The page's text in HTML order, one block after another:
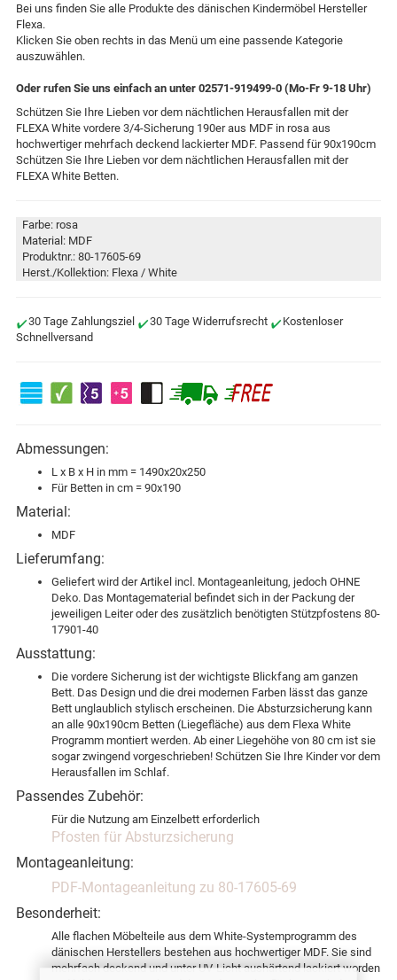
Bei uns finden Sie alle Produkte des dänischen Kindermöbel Hersteller
Flexa.
Klicken Sie oben rechts in das Menü um eine passende Kategorie
auszuwählen.
Oder rufen Sie uns einfach an unter 02571-919499-0 (Mo-Fr 9-18 Uhr)
Schützen Sie Ihre Lieben vor dem nächtlichen Herausfallen mit der
FLEXA White vordere 3/4-Sicherung 190er aus MDF in rosa aus
hochwertiger mehrfach deckend lackierter MDF. Passend für 90x190cm
Schützen Sie Ihre Lieben vor dem nächtlichen Herausfallen mit der
FLEXA White Betten.
Farbe: rosa
Material: MDF
Produktnr.: 80-17605-69
Herst./Kollektion: Flexa / White
30 Tage Zahlungsziel 30 Tage Widerrufsrecht
Kostenloser
Schnellversand
Abmessungen:
L x B x H in mm = 1490x20x250
Für Betten in cm = 90x190
Material:
MDF
Lieferumfang:
Geliefert wird der Artikel incl. Montageanleitung, jedoch OHNE
Deko. Das Montagematerial befindet sich in der Packung der
jeweiligen Leiter oder des zusätzlich benötigten Stützpfostens 80-
17901-40
Ausstattung:
Die vordere Sicherung ist der wichtigste Blickfang am ganzen
Bett. Das Design und die drei modernen Farben lässt das ganze
Bett unglaublich stylisch erscheinen. Die Absturzsicherung kann
an alle 90x190cm Betten (Liegefläche) aus dem Flexa White
Programm montiert werden. Ab einer Liegehöhe von 80 cm ist sie
sogar zwingend vorgeschrieben! Schützen Sie Ihre Kinder vor dem
Herausfallen im Schlaf.
Passendes Zubehör:
Für die Nutzung am Einzelbett erforderlich
Pfosten für Absturzsicherung
Montageanleitung:
PDF-Montageanleitung zu 80-17605-69
Besonderheit:
Alle flachen Möbelteile aus dem White-Systemprogramm des
dänischen Herstellers bestehen aus hochwertiger MDF. Sie sind
mehrfach deckend und unter UV-Licht aushärtend lackiert worden